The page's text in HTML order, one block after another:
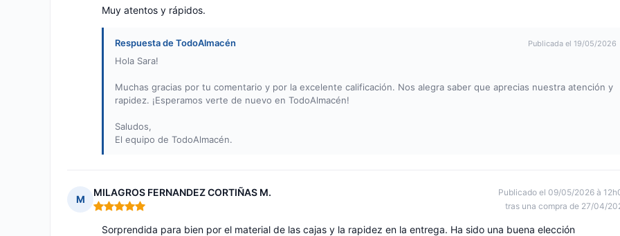
Muy atentos y rápidos.
Respuesta de TodoAlmacén Publicada el 19/05/2026
Hola Sara!
Muchas gracias por tu comentario y por la excelente calificación. Nos alegra saber que aprecias nuestra atención y
rapidez. ¡Esperamos verte de nuevo en TodoAlmacén!
Saludos,
El equipo de TodoAlmacén.
M
MILAGROS FERNANDEZ CORTIÑAS M.
Nota: 5 de 5
Publicado el 09/05/2026 à
tras una compra de 27/04/
Sorprendida para bien por el material de las cajas y la rapidez en la entrega. Ha sido una buena elección